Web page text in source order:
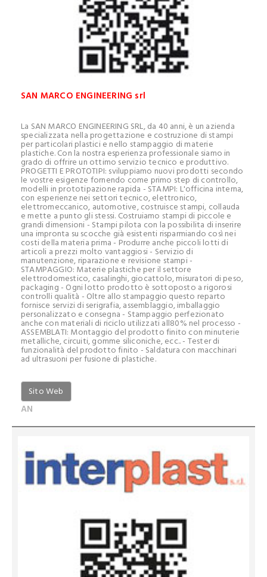
SAN MARCO ENGINEERING srl
La SAN MARCO ENGINEERING SRL, da 40 anni, è un azienda
specializzata nella progettazione e costruzione di stampi
per particolari plastici e nello stampaggio di materie
plastiche. Con la nostra esperienza professionale siamo in
grado di offrire un ottimo servizio tecnico e produttivo.
PROGETTI E PROTOTIPI: sviluppiamo nuovi prodotti secondo
le vostre esigenze fornendo come primo step di controllo,
modelli in prototipazione rapida - STAMPI: L'officina interna,
con esperienze nei settori tecnico, elettronico,
elettromeccanico, automotive, costruisce stampi, collauda
e mette a punto gli stessi. Costruiamo stampi di piccole e
grandi dimensioni - Stampi pilota con la possibilita di inserire
una impronta su scocche già esistenti risparmiando così nei
costi della materia prima - Produrre anche piccoli lotti di
articoli a prezzi molto vantaggiosi - Servizio di
manutenzione, riparazione e revisione stampi -
STAMPAGGIO: Materie plastiche per il settore
elettrodomestico, casalinghi, giocattolo, misuratori di peso,
packaging - Ogni lotto prodotto è sottoposto a rigorosi
controlli qualità - Oltre allo stampaggio questo reparto
fornisce servizi di serigrafia, assemblaggio, imballaggio
personalizzato e consegna - Stampaggio perfezionato
anche con materiali di riciclo utilizzati all80% nel processo -
ASSEMBLATI: Montaggio del prodotto finito con minuterie
metalliche, circuiti, gomme siliconiche, ecc.. - Tester di
funzionalità del prodotto finito - Saldatura con macchinari
ad ultrasuoni per fusione di plastiche.
Sito Web
AN